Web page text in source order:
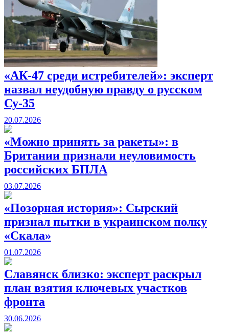
«АК-47 среди истребителей»: эксперт
назвал неудобную правду о русском
Су-35
20.07.2026
«Можно принять за ракеты»: в
Британии признали неуловимость
российских БПЛА
03.07.2026
«Позорная история»: Сырский
признал пытки в украинском полку
«Скала»
01.07.2026
Славянск близко: эксперт раскрыл
план взятия ключевых участков
фронта
30.06.2026